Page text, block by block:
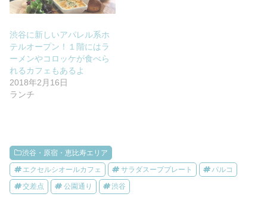
渋谷に新しいアパレル系ホ
テルオープン！１階にはラ
ーメンやコロッケが食べら
れるカフェもあるよ
2018年2月16日
ランチ
渋谷・原宿・恵比寿エリア
エクセルシオールカフェ サラダスーププレート パルコ
交差点 公園通り 渋谷